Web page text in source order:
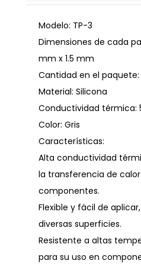
Modelo: TP-3
Dimensiones de cada
mm x 1.5 mm
Cantidad en el paquete:
Material: Silicona
Conductividad térmica:
Color: Gris
Características:
Alta conductividad
la transferencia de
componentes.
Flexible y fácil de
diversas superficies.
Resistente a altas
para su uso en